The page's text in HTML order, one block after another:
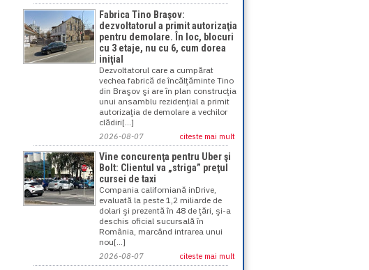
Fabrica Tino Braşov:
dezvoltatorul a primit autorizaţia
pentru demolare. În loc, blocuri
cu 3 etaje, nu cu 6, cum dorea
iniţial
Dezvoltatorul care a cumpărat
vechea fabrică de încălţăminte Tino
din Braşov şi are în plan construcţia
unui ansamblu rezidenţial a primit
autorizaţia de demolare a vechilor
clădiri[...]
2026-08-07 citeste mai mult
Vine concurenţa pentru Uber şi
Bolt: Clientul va „striga” preţul
cursei de taxi
Compania californiană inDrive,
evaluată la peste 1,2 miliarde de
dolari şi prezentă în 48 de ţări, şi-a
deschis oficial sucursală în
România, marcând intrarea unui
nou[...]
2026-08-07 citeste mai mult